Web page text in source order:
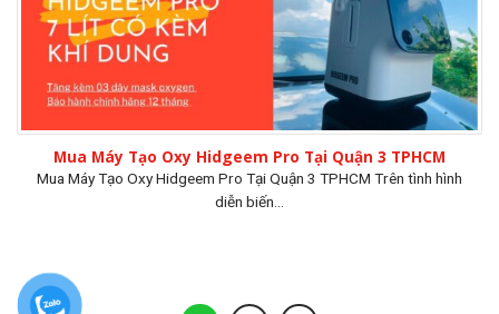
Mua Máy Tạo Oxy Hidgeem Pro Tại Quận 3 TPHCM
Mua Máy Tạo Oxy Hidgeem Pro Tại Quận 3 TPHCM Trên tình hình
diễn biến...